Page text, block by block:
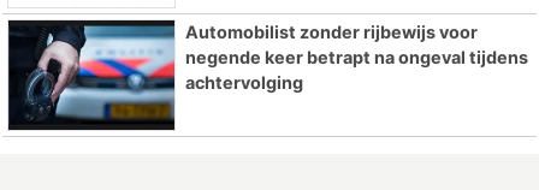
Automobilist zonder rijbewijs voor
negende keer betrapt na ongeval tijdens
achtervolging